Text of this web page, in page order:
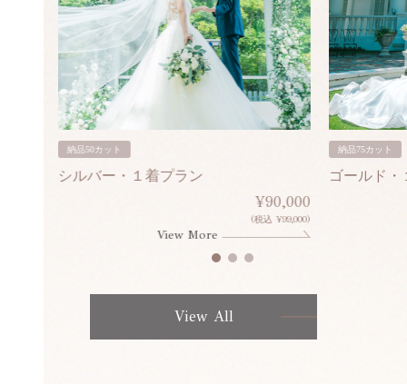
納品50カット
シルバー・１着プラン
¥90,000
(税込 ¥99,000)
View More
納品75カット
ゴールド・
View All